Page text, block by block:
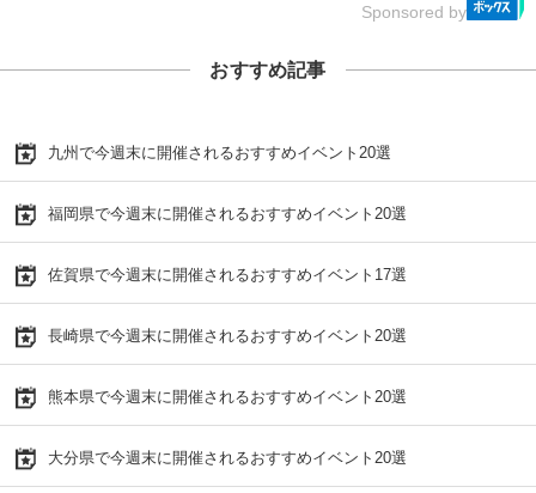
Sponsored by
おすすめ記事
九州で今週末に開催されるおすすめイベント20選
福岡県で今週末に開催されるおすすめイベント20選
佐賀県で今週末に開催されるおすすめイベント17選
長崎県で今週末に開催されるおすすめイベント20選
熊本県で今週末に開催されるおすすめイベント20選
大分県で今週末に開催されるおすすめイベント20選